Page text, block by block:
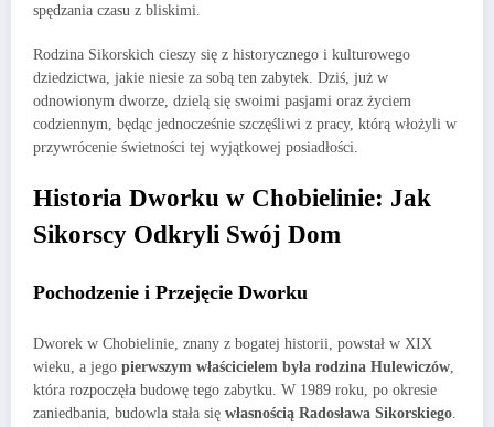
spędzania czasu z bliskimi.
Rodzina Sikorskich cieszy się z historycznego i kulturowego
dziedzictwa, jakie niesie za sobą ten zabytek. Dziś, już w
odnowionym dworze, dzielą się swoimi pasjami oraz życiem
codziennym, będąc jednocześnie szczęśliwi z pracy, którą włożyli w
przywrócenie świetności tej wyjątkowej posiadłości.
Historia Dworku w Chobielinie: Jak
Sikorscy Odkryli Swój Dom
Pochodzenie i Przejęcie Dworku
Dworek w Chobielinie, znany z bogatej historii, powstał w XIX
wieku, a jego pierwszym właścicielem była rodzina Hulewiczów,
która rozpoczęła budowę tego zabytku. W 1989 roku, po okresie
zaniedbania, budowla stała się własnością Radosława Sikorskiego.